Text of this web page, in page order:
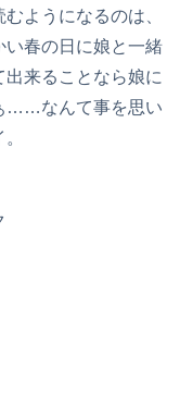
ようになるのは、
い春の日に娘と一緒
来ることなら娘に
……なんて事を思い